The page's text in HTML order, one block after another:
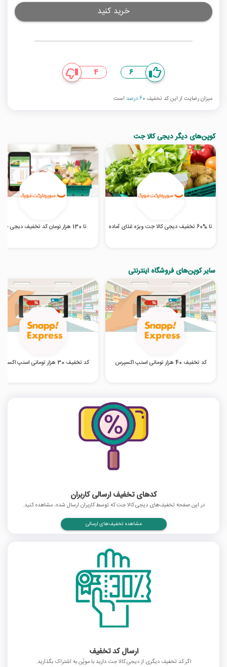
خرید کنید
6
4
میزان رضایت از این کد تخفیف 60 درصد است
کوپن‌های دیگر دیجی کالا جت
تا %60 تخفیف دیجی کالا جت ویژه غذای آماده تا 130 هزار تومان کد تخفیف دیجی جت
سایر کوپن‌های فروشگاه اینترنتی
کد تخفیف 40 هزار تومانی اسنپ اکسپرس کد تخفیف 30 هزار تومانی اسنپ اکسپرس
کدهای تخفیف ارسالی کاربران
در این صفحه تخفیف‌های دیجی کالا جت که توسط کاربران ارسال شده، مشاهده کنید.
مشاهده تخفیف‌های ارسالی
ارسال کد تخفیف
اگر کد تخفیف دیگری از دیجی کالا جت دارید با موپُن به اشتراک بگذارید.